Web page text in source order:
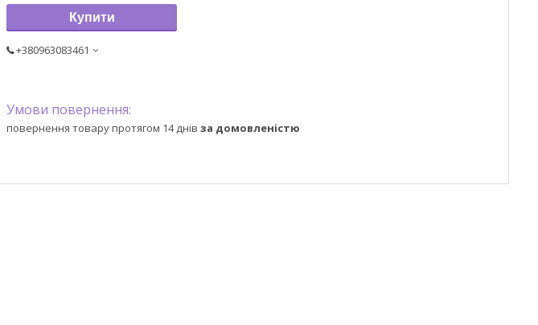
Купити
+380963083461
повернення товару протягом 14 днів за домовленістю